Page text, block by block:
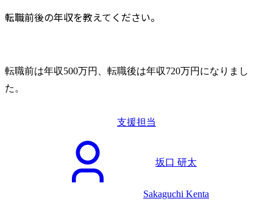
転職前後の年収を教えてください。
転職前は年収500万円、転職後は年収720万円になりまし
た。
支援担当
坂口 研太
Sakaguchi Kenta